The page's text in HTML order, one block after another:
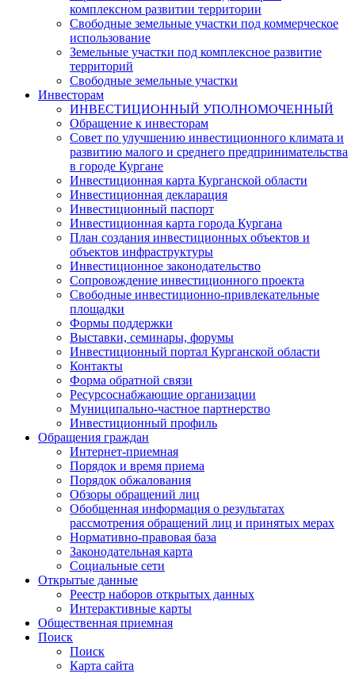
комплексном развитии территории
Свободные земельные участки под коммерческое
использование
Земельные участки под комплексное развитие
территорий
Свободные земельные участки
Инвесторам
ИНВЕСТИЦИОННЫЙ УПОЛНОМОЧЕННЫЙ
Обращение к инвесторам
Совет по улучшению инвестиционного климата и
развитию малого и среднего предпринимательства
в городе Кургане
Инвестиционная карта Курганской области
Инвестиционная декларация
Инвестиционный паспорт
Инвестиционная карта города Кургана
План создания инвестиционных объектов и
объектов инфраструктуры
Инвестиционное законодательство
Сопровождение инвестиционного проекта
Свободные инвестиционно-привлекательные
площадки
Формы поддержки
Выставки, семинары, форумы
Инвестиционный портал Курганской области
Контакты
Форма обратной связи
Ресурсоснабжающие организации
Муниципально-частное партнерство
Инвестиционный профиль
Обращения граждан
Интернет-приемная
Порядок и время приема
Порядок обжалования
Обзоры обращений лиц
Обобщенная информация о результатах
рассмотрения обращений лиц и принятых мерах
Нормативно-правовая база
Законодательная карта
Социальные сети
Открытые данные
Реестр наборов открытых данных
Интерактивные карты
Общественная приемная
Поиск
Поиск
Карта сайта